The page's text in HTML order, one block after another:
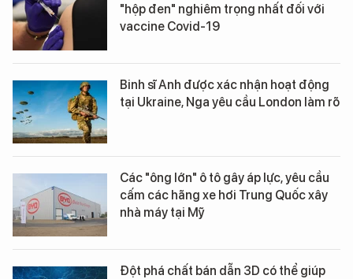
"hộp đen" nghiêm trọng nhất đối với
vaccine Covid-19
Binh sĩ Anh được xác nhận hoạt động
tại Ukraine, Nga yêu cầu London làm rõ
Các "ông lớn" ô tô gây áp lực, yêu cầu
cấm các hãng xe hơi Trung Quốc xây
nhà máy tại Mỹ
Đột phá chất bán dẫn 3D có thể giúp